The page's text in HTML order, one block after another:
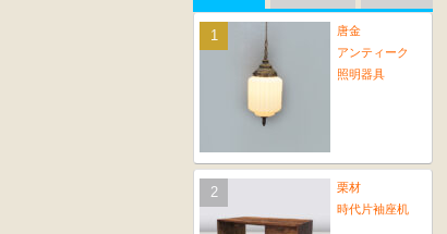
唐金
アンティーク
照明器具
栗材
時代片袖座机